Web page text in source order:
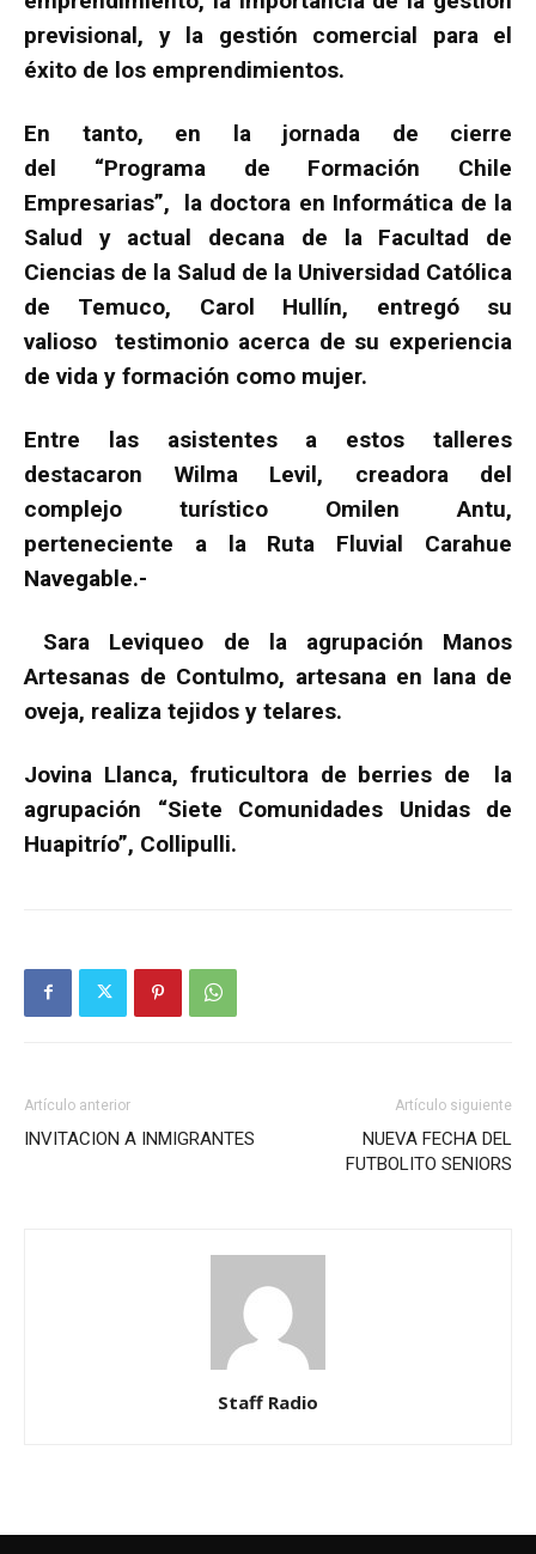
previsional, y la gestión comercial para el
éxito de los emprendimientos.
En tanto, en la jornada de cierre
del “Programa de Formación Chile
Empresarias”, la doctora en Informática de la
Salud y actual decana de la Facultad de
Ciencias de la Salud de la Universidad Católica
de Temuco, Carol Hullín, entregó su
valioso testimonio acerca de su experiencia
de vida y formación como mujer.
Entre las asistentes a estos talleres
destacaron Wilma Levil, creadora del
complejo turístico Omilen Antu,
perteneciente a la Ruta Fluvial Carahue
Navegable.-
Sara Leviqueo de la agrupación Manos
Artesanas de Contulmo, artesana en lana de
oveja, realiza tejidos y telares.
Jovina Llanca, fruticultora de berries de la
agrupación “Siete Comunidades Unidas de
Huapitrío”, Collipulli.
Artículo anterior
INVITACION A INMIGRANTES
Artículo siguiente
NUEVA FECHA DEL
FUTBOLITO SENIORS
Staff Radio